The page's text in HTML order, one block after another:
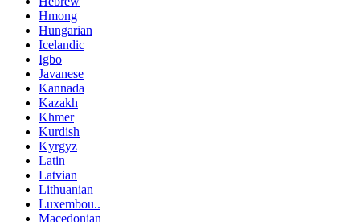
Hmong
Hungarian
Icelandic
Igbo
Javanese
Kannada
Kazakh
Khmer
Kurdish
Kyrgyz
Latin
Latvian
Lithuanian
Luxembou..
Macedonian